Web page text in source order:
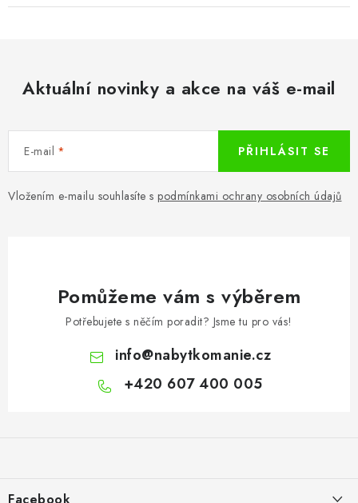
Aktuální novinky a akce na váš e-mail
E-mail
Vložením e-mailu souhlasíte s podmínkami ochrany osobních údajů
PŘIHLÁSIT SE
Pomůžeme vám s výběrem
Potřebujete s něčím poradit? Jsme tu pro vás!
info@nabytkomanie.cz
+420 607 400 005
aFacebook